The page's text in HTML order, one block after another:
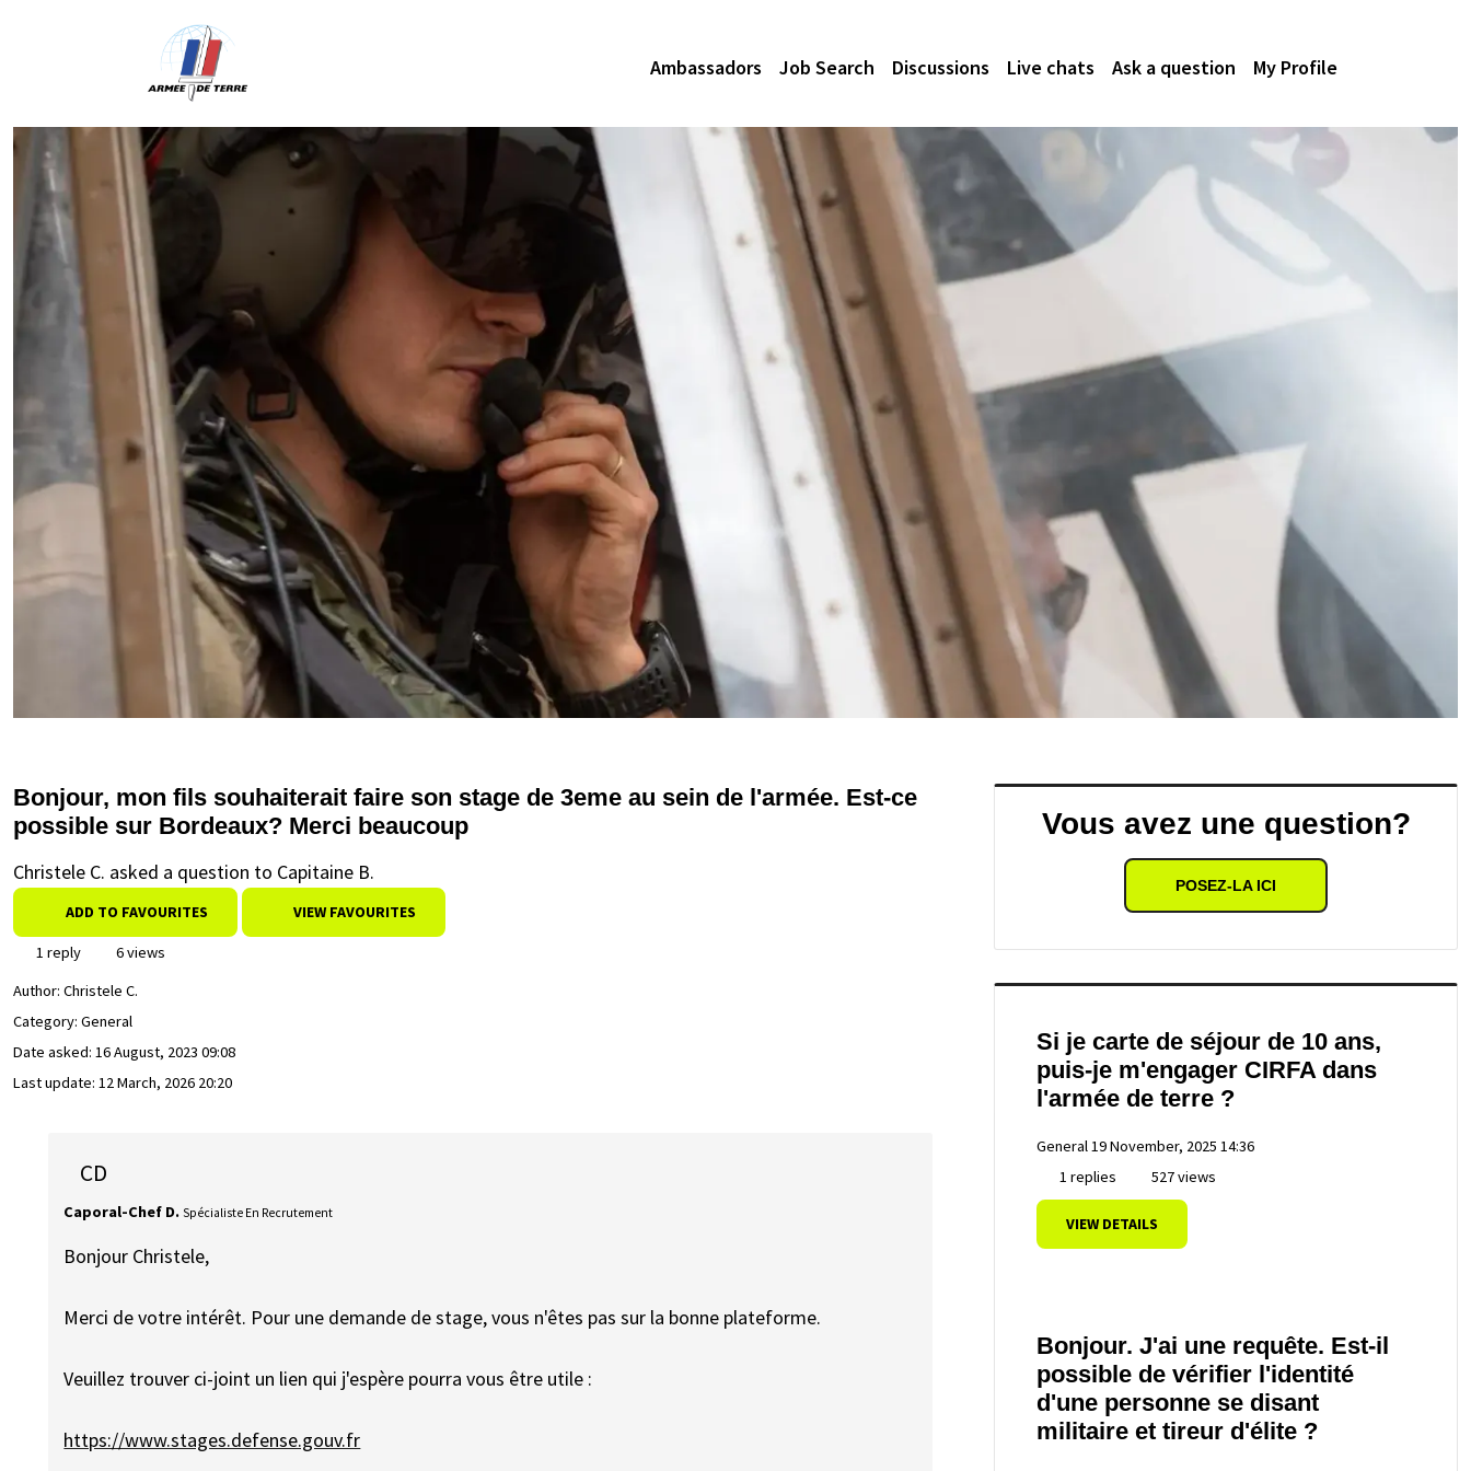
Ambassadors Job Search Discussions Live chats Ask a question My Profile
Bonjour, mon fils souhaiterait faire son stage de 3eme au sein de l'armée. Est-ce
possible sur Bordeaux? Merci beaucoup
Christele C. asked a question to Capitaine B.
ADD TO FAVOURITES VIEW FAVOURITES
1 reply
6 views
Author: Christele C.
Category: General
Date asked: 16 August, 2023 09:08
Last update: 12 March, 2026 20:20
CD
Caporal-Chef D. Spécialiste En Recrutement
Bonjour Christele,
Merci de votre intérêt. Pour une demande de stage, vous n'êtes pas sur la bonne plateforme.
Veuillez trouver ci-joint un lien qui j'espère pourra vous être utile :
https://www.stages.defense.gouv.fr
Vous avez une question?
POSEZ-LA ICI
Si je carte de séjour de 10 ans,
puis-je m'engager CIRFA dans
l'armée de terre ?
General19 November, 2025 14:36
1 replies
527 views
VIEW DETAILS
Bonjour. J'ai une requête. Est-il
possible de vérifier l'identité
d'une personne se disant
militaire et tireur d'élite ?